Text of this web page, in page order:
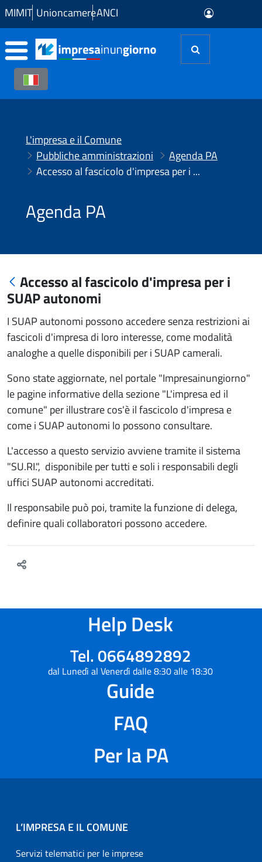
Skip to Main Content
MIMIT UnioncamereANCI
L'impresa e il Comune
Pubbliche amministrazioni
Agenda PA
Accesso al fascicolo d'impresa per i SUAP autonomi
Agenda PA
Accesso al fascicolo d'impresa per i
SUAP autonomi
I SUAP autonomi possono accedere senza restrizioni ai
fascicoli d'impresa di loro interesse, come modalità
analoghe a quelle disponibili per i SUAP camerali.
Sono state aggiornate, nel portale "Impresainungiorno"
le pagine informative della sezione "L'impresa ed il
comune" per illustrare cos'è il fascicolo d'impresa e
come i SUAP autonomi lo possono consultare.
L'accesso a questo servizio avviene tramite il sistema
"SU.RI.", disponibile per tutti e soli i responsabili degli
uffici SUAP autonomi accreditati.
Il responsabile può poi, tramite la funzione di delega,
definire quali collaboratori possono accedere.
Help Desk
Tel. 0664892892
dal Lunedì al Venerdì dalle 8:30 alle 18:30
Guide
FAQ
Per la PA
L’IMPRESA E IL COMUNE
Servizi telematici per le imprese